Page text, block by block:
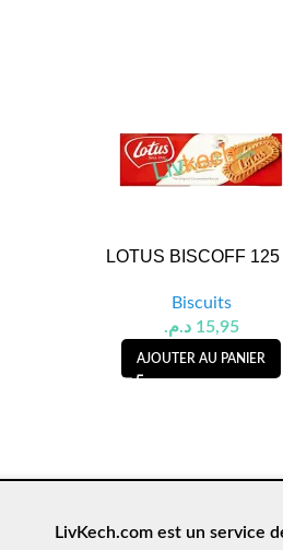
LOTUS BISCOFF 125
Biscuits
15,95 د.م.
AJOUTER AU PANIER
LivKech.com est un service